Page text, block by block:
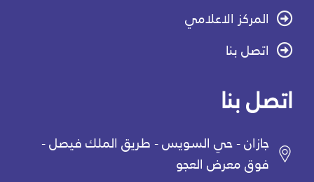
المركز الاعلامي
اتصل بنا
اتصل بنا
جازان - حي السويس - طريق الملك فيصل -
فوق معرض العجو